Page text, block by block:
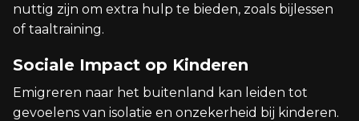
nuttig zijn om extra hulp te bieden, zoals bijlessen
of taaltraining.
Sociale Impact op Kinderen
Emigreren naar het buitenland kan leiden tot
gevoelens van isolatie en onzekerheid bij kinderen.